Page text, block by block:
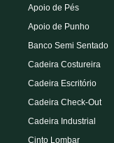
Apoio de Pés
Apoio de Punho
Banco Semi Sentado
Cadeira Costureira
Cadeira Escritório
Cadeira Check-Out
Cadeira Industrial
Cinto Lombar